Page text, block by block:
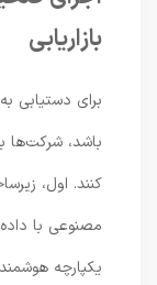
بازاریابی
برای دستیابی به
باشد، شرکت‌ها باید
کنند. اول، زیرساخت
مصنوعی با داده‌های
یکپارچه هوشمندی